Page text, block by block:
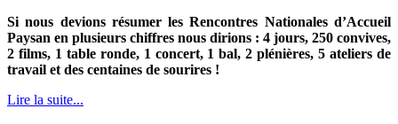
Si nous devions résumer les Rencontres Nationales d’Accueil
Paysan en plusieurs chiffres nous dirions : 4 jours, 250 convives,
2 films, 1 table ronde, 1 concert, 1 bal, 2 plénières, 5 ateliers de
travail et des centaines de sourires !
Lire la suite...